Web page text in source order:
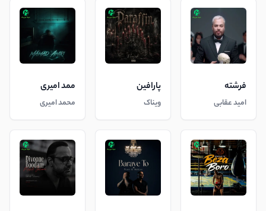
فرشته
امید عقابی
پارافین
ویناک
ممد امیری
محمد امیری